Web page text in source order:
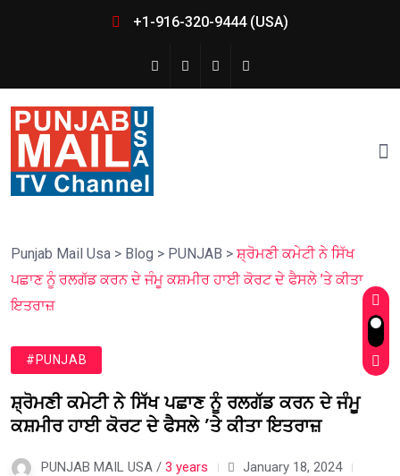
+1-916-320-9444 (USA)
Punjab Mail Usa > Blog > PUNJAB > ਸ਼੍ਰੋਮਣੀ ਕਮੇਟੀ ਨੇ ਸਿੱਖ
ਪਛਾਣ ਨੂੰ ਰਲਗੱਡ ਕਰਨ ਦੇ ਜੰਮੂ ਕਸ਼ਮੀਰ ਹਾਈ ਕੋਰਟ ਦੇ ਫੈਸਲੇ ’ਤੇ ਕੀਤਾ
ਇਤਰਾਜ਼
#PUNJAB
ਸ਼੍ਰੋਮਣੀ ਕਮੇਟੀ ਨੇ ਸਿੱਖ ਪਛਾਣ ਨੂੰ ਰਲਗੱਡ ਕਰਨ ਦੇ ਜੰਮੂ
ਕਸ਼ਮੀਰ ਹਾਈ ਕੋਰਟ ਦੇ ਫੈਸਲੇ ’ਤੇ ਕੀਤਾ ਇਤਰਾਜ਼
PUNJAB MAIL USA / 3 years
January 18, 2024